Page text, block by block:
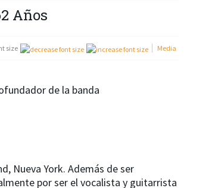
Años
size Media
de la banda
Nueva York. Además de ser
por ser el vocalista y guitarrista